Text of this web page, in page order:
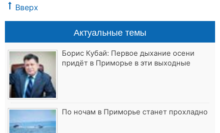
Вверх
Актуальные темы
Борис Кубай: Первое дыхание осени
придёт в Приморье в эти выходные
По ночам в Приморье станет прохладно